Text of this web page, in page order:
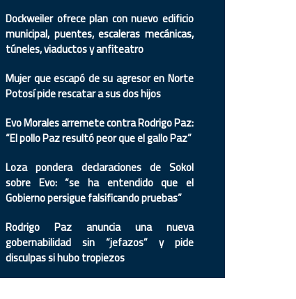
Dockweiler ofrece plan con nuevo edificio
municipal, puentes, escaleras mecánicas,
túneles, viaductos y anfiteatro
Mujer que escapó de su agresor en Norte
Potosí pide rescatar a sus dos hijos
Evo Morales arremete contra Rodrigo Paz:
“El pollo Paz resultó peor que el gallo Paz”
Loza pondera declaraciones de Sokol
sobre Evo: “se ha entendido que el
Gobierno persigue falsificando pruebas”
Rodrigo Paz anuncia una nueva
gobernabilidad sin “jefazos” y pide
disculpas si hubo tropiezos